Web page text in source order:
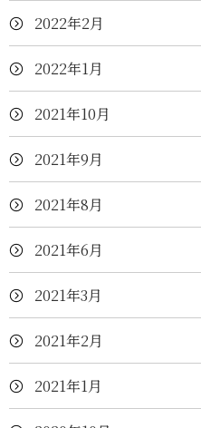
2022年2月
2022年1月
2021年10月
2021年9月
2021年8月
2021年6月
2021年3月
2021年2月
2021年1月